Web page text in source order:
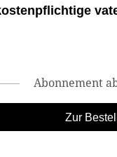
Abonnement
Zur